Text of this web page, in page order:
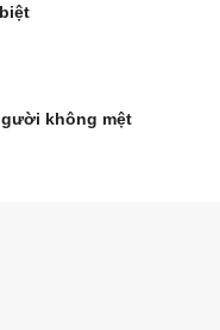
không mệt